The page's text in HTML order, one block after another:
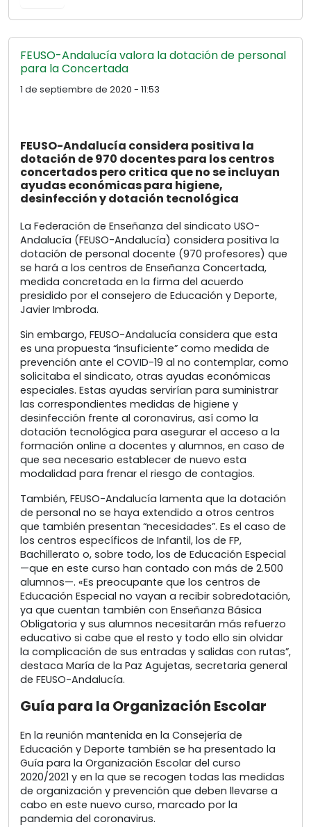
FEUSO-Andalucía valora la dotación de personal
para la Concertada
1 de septiembre de 2020 - 11:53
FEUSO-Andalucía considera positiva la
dotación de 970 docentes para los centros
concertados pero critica que no se incluyan
ayudas económicas para higiene,
desinfección y dotación tecnológica
La Federación de Enseñanza del sindicato USO-
Andalucía (FEUSO-Andalucía) considera positiva la
dotación de personal docente (970 profesores) que
se hará a los centros de Enseñanza Concertada,
medida concretada en la firma del acuerdo
presidido por el consejero de Educación y Deporte,
Javier Imbroda.
Sin embargo, FEUSO-Andalucía considera que esta
es una propuesta “insuficiente” como medida de
prevención ante el COVID-19 al no contemplar, como
solicitaba el sindicato, otras ayudas económicas
especiales. Estas ayudas servirían para suministrar
las correspondientes medidas de higiene y
desinfección frente al coronavirus, así como la
dotación tecnológica para asegurar el acceso a la
formación online a docentes y alumnos, en caso de
que sea necesario establecer de nuevo esta
modalidad para frenar el riesgo de contagios.
También, FEUSO-Andalucía lamenta que la dotación
de personal no se haya extendido a otros centros
que también presentan “necesidades”. Es el caso de
los centros específicos de Infantil, los de FP,
Bachillerato o, sobre todo, los de Educación Especial
—que en este curso han contado con más de 2.500
alumnos—. «Es preocupante que los centros de
Educación Especial no vayan a recibir sobredotación,
ya que cuentan también con Enseñanza Básica
Obligatoria y sus alumnos necesitarán más refuerzo
educativo si cabe que el resto y todo ello sin olvidar
la complicación de sus entradas y salidas con rutas”,
destaca María de la Paz Agujetas, secretaria general
de FEUSO-Andalucía.
Guía para la Organización Escolar
En la reunión mantenida en la Consejería de
Educación y Deporte también se ha presentado la
Guía para la Organización Escolar del curso
2020/2021 y en la que se recogen todas las medidas
de organización y prevención que deben llevarse a
cabo en este nuevo curso, marcado por la
pandemia del coronavirus.